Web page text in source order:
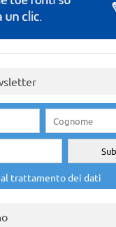
al trattamento dei dati